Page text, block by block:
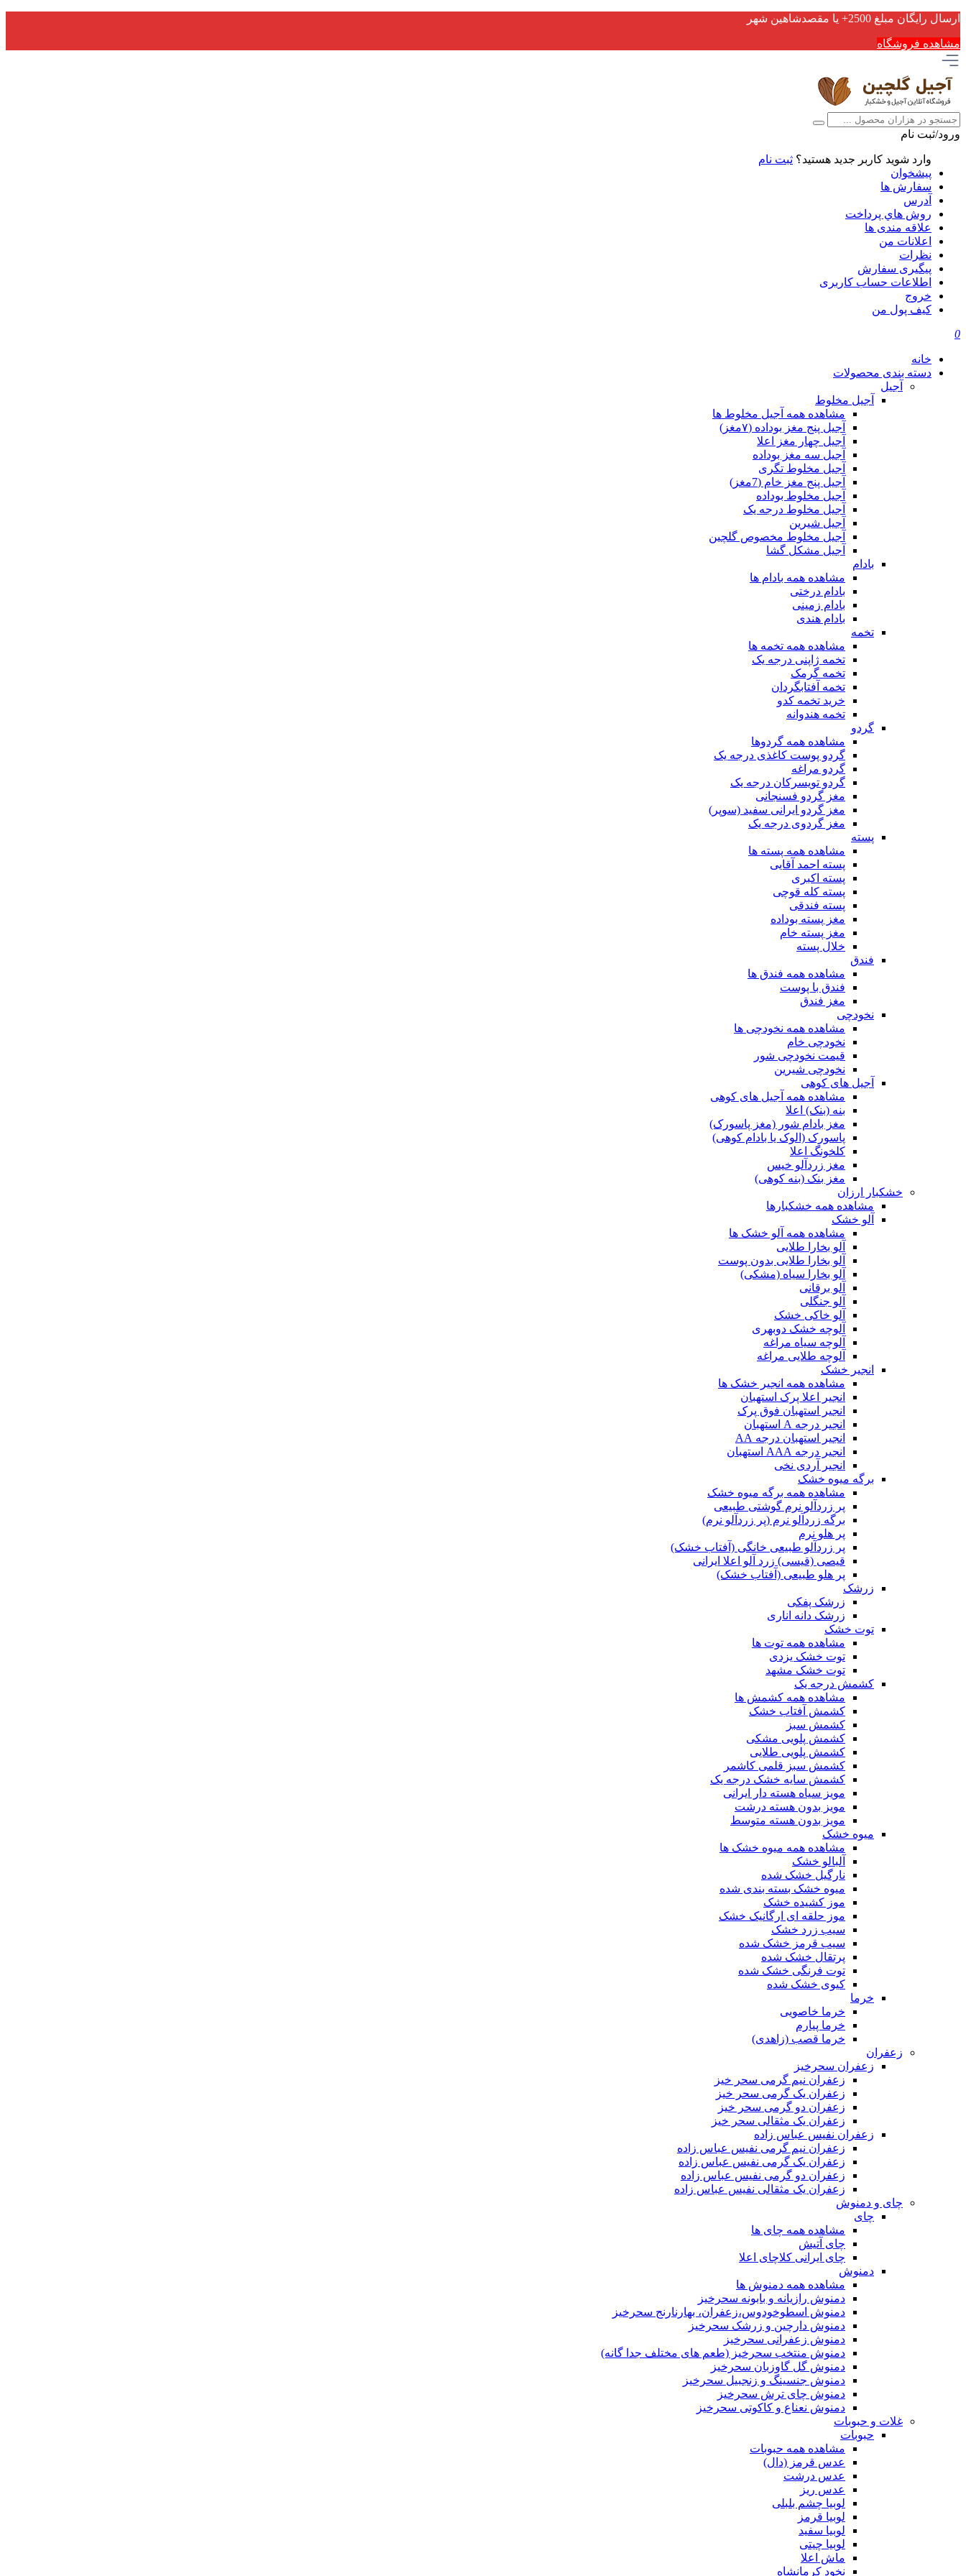
ارسال رایگان مبلغ 2500+ یا مقصدشاهین شهر
مشاهده فروشگاه
ورود/ثبت نام
وارد شوید کاربر جدید هستید؟ ثبت نام
پیشخوان
سفارش ها
آدرس
روش هاي پرداخت
علاقه مندی ها
اعلانات من
نظرات
پیگیری سفارش
اطلاعات حساب كاربری
خروج
کیف پول من
0
خانه
دسته بندی محصولات
آجیل
آجیل مخلوط
مشاهده همه آجیل مخلوط ها
آجیل پنج مغز بوداده (۷مغز)
آجیل چهار مغز اعلا
آجیل سه مغز بوداده
آجیل مخلوط تگری
آجیل پنج مغز خام (7مغز)
آجیل مخلوط بوداده
آجیل مخلوط درجه یک
آجیل شیرین
آجیل مخلوط مخصوص گلچین
آجیل مشکل گشا
بادام
مشاهده همه بادام ها
بادام درختی
بادام زمینی
بادام هندی
تخمه
مشاهده همه تخمه ها
تخمه ژاپنی درجه یک
تخمه گرمک
تخمه آفتابگردان
خرید تخمه کدو
تخمه هندوانه
گردو
مشاهده همه گردوها
گردو پوست کاغذی درجه یک
گردو مراغه
گردو تویسرکان درجه یک
مغز گردو فسنجانی
مغز گردو ایرانی سفید (سوپر)
مغز گردوی درجه یک
پسته
مشاهده همه پسته ها
پسته احمد آقایی
پسته اکبری
پسته کله قوچی
پسته فندقی
مغز پسته بوداده
مغز پسته خام
خلال پسته
فندق
مشاهده همه فندق ها
فندق با پوست
مغز فندق
نخودچی
مشاهده همه نخودچی ها
نخودچی خام
قیمت نخودچی شور
نخودچی شیرین
آجیل های کوهی
مشاهده همه آجیل های کوهی
بنه (بنک) اعلا
مغز بادام شور (مغز پاسورک)
پاسورک (الوک یا بادام کوهی)
کلخونگ اعلا
مغز زردآلو خیس
مغز بنک (بنه کوهی)
خشکبار ارزان
مشاهده همه خشکبارها
آلو خشک
مشاهده همه آلو خشک ها
آلو بخارا طلایی
آلو بخارا طلایی بدون پوست
آلو بخارا سیاه (مشکی)
آلو برقانی
آلو جنگلی
آلو خاکی خشک
آلوچه خشک دوبهری
آلوچه سیاه مراغه
آلوچه طلایی مراغه
انجیر خشک
مشاهده همه انجیر خشک ها
انجیر اعلا پرک استهبان
انجیر استهبان فوق پرک
انجیر درجه A استهبان
انجیر استهبان درجه AA
انجیر درجه AAA استهبان
انجیر آردی نخی
برگه میوه خشک
مشاهده همه برگه میوه خشک
پر زردآلو نرم گوشتی طبیعی
برگه زردآلو نرم (پر زردآلو نرم)
پر هلو نرم
پر زردآلو طبیعی خانگی (آفتاب خشک)
قیصی (قیسی) زرد آلو اعلا ایرانی
پر هلو طبیعی (آفتاب خشک)
زرشک
زرشک پفکی
زرشک دانه اناری
توت خشک
مشاهده همه توت ها
توت خشک یزدی
توت خشک مشهد
کشمش درجه یک
مشاهده همه کشمش ها
کشمش آفتاب خشک
کشمش سبز
کشمش پلویی مشکی
کشمش پلویی طلایی
کشمش سبز قلمی کاشمر
کشمش سایه خشک درجه یک
مویز سیاه هسته دار ایرانی
مویز بدون هسته درشت
مویز بدون هسته متوسط
میوه خشک
مشاهده همه میوه خشک ها
آلبالو خشک
نارگیل خشک شده
میوه خشک بسته بندی شده
موز کشیده خشک
موز حلقه ای ارگانیک خشک
سیب زرد خشک
سیب قرمز خشک شده
پرتقال خشک شده
توت فرنگی خشک شده
کیوی خشک شده
خرما
خرما خاصویی
خرما پیارم
خرما قصب (زاهدی)
زعفران
زعفران سحرخیز
زعفران نیم گرمی سحر خیز
زعفران یک گرمی سحر خیز
زعفران دو گرمی سحر خیز
زعفران یک مثقالی سحر خیز
زعفران نفیس عباس زاده
زعفران نیم گرمی نفیس عباس زاده
زعفران یک گرمی نفیس عباس زاده
زعفران دو گرمی نفیس عباس زاده
زعفران یک مثقالی نفیس عباس زاده
چای و دمنوش
چای
مشاهده همه چای ها
چای آتیش
چای ایرانی کلاچای اعلا
دمنوش
مشاهده همه دمنوش ها
دمنوش رازیانه و بابونه سحرخیز
دمنوش اسطوخودوس،زعفران، بهارنارنج سحرخیز
دمنوش دارچین و زرشک سحرخیز
دمنوش زعفرانی سحرخیز
دمنوش منتخب سحرخیز (طعم های مختلف جدا گانه)
دمنوش گل گاوزبان سحرخیز
دمنوش جنسینگ و زنجبیل سحرخیز
دمنوش چای ترش سحرخیز
دمنوش نعناع و کاکوتی سحرخیز
غلات و حبوبات
حبوبات
مشاهده همه حبوبات
عدس قرمز (دال)
عدس درشت
عدس ریز
لوبیا چشم بلبلی
لوبیا قرمز
لوبیا سفید
لوبیا چیتی
ماش اعلا
نخود کرمانشاه